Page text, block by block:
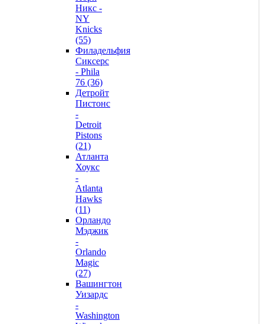
Никс -
NY
Knicks
(55)
Филадельфия
Сиксерс
- Phila
76 (36)
Детройт
Пистонс
-
Detroit
Pistons
(21)
Атланта
Хоукс
-
Atlanta
Hawks
(11)
Орландо
Мэджик
-
Orlando
Magic
(27)
Вашингтон
Уизардс
-
Washington